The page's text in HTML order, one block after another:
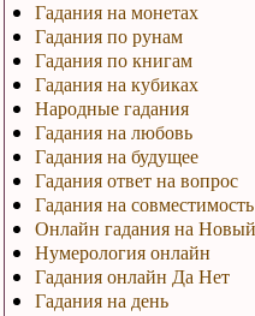
Гадания на монетах
Гадания по рунам
Гадания по книгам
Гадания на кубиках
Народные гадания
Гадания на любовь
Гадания на будущее
Гадания ответ на вопрос
Гадания на совместимость
Онлайн гадания на
Нумерология онлайн
Гадания онлайн Да Нет
Гадания на день